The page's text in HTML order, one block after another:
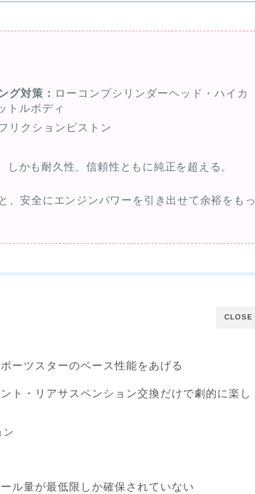
グ対策： ローコンプシリンダーヘッド・ハイカ
トルボディ
リクションピストン
しかも耐久性、信頼性ともに純正を超える。
、安全にエンジンパワーを引き出せて余裕をもっ
CLOSE
ーツスターのベース性能をあげる
ト・リアサスペンション交換だけで劇的に楽し
ン
ル量が最低限しか確保されていない